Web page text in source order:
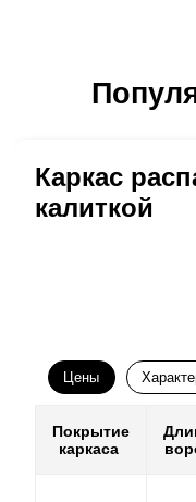
Каркас
калиткой
Цены
Покрытие
каркаса